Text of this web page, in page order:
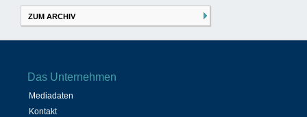
ZUM ARCHIV
Das Unternehmen
Mediadaten
Kontakt